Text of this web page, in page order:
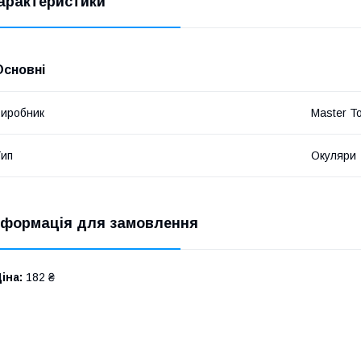
Master
Окуляри
для замовлення
182 ₴